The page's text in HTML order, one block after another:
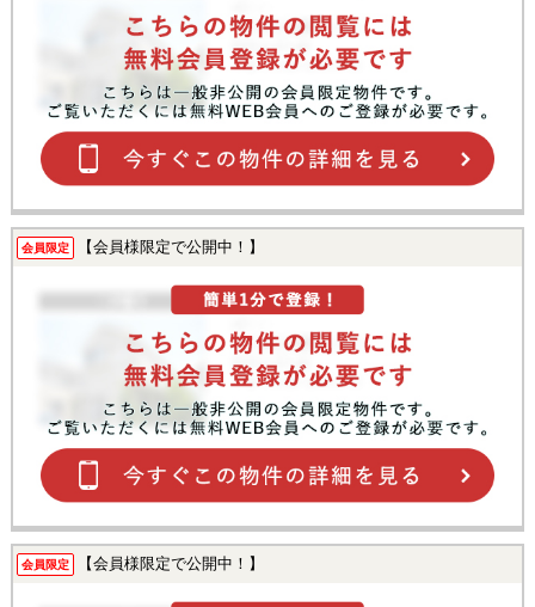
会員限定 【会員様限定で公開中！】
会員限定 【会員様限定で公開中！】